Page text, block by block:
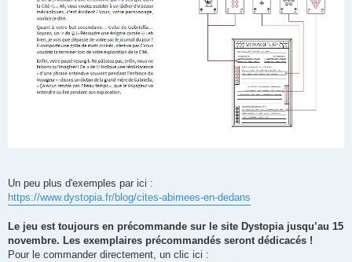
Un peu plus d'exemples par ici :
https://www.dystopia.fr/blog/cites-abimees-en-dedans
Le jeu est toujours en précommande sur le site Dystopia jusqu’au 15
novembre. Les exemplaires précommandés seront dédicacés !
Pour le commander directement, un clic ici :